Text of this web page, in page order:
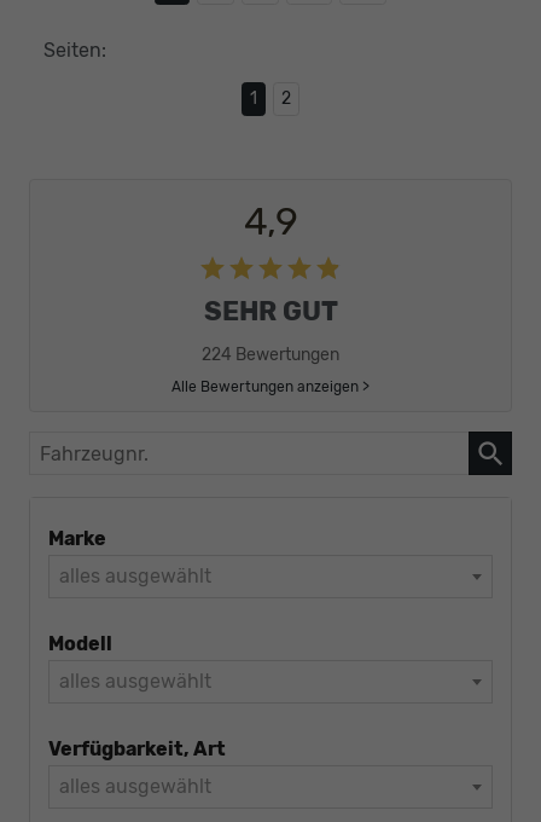
Seiten:
1 2
4,9
SEHR GUT
224 Bewertungen
Alle Bewertungen anzeigen >
Fahrzeugnr.
Marke
alles ausgewählt
Modell
alles ausgewählt
Verfügbarkeit, Art
alles ausgewählt